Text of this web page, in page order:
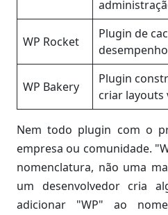
WP Rocket
Plugin de
desempenho
WP Bakery
Plugin
criar layouts
Nem todo plugin com o
empresa ou comunidade.
nomenclatura, não uma
um desenvolvedor cria
adicionar "WP" ao